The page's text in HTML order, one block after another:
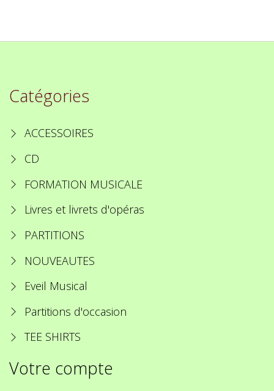
Catégories
ACCESSOIRES
CD
FORMATION MUSICALE
Livres et livrets d'opéras
PARTITIONS
NOUVEAUTES
Eveil Musical
Partitions d'occasion
TEE SHIRTS
Votre compte